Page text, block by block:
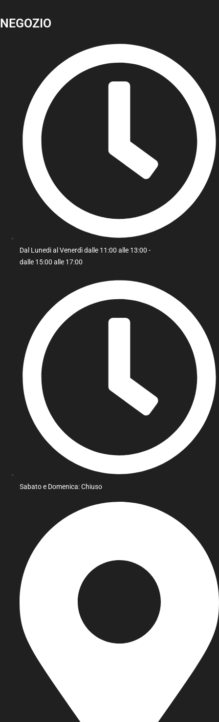
NEGOZIO
Dal Lunedi al Venerdì dalle 11:00 alle 13:00 -
dalle 15:00 alle 17:00
Sabato e Domenica: Chiuso